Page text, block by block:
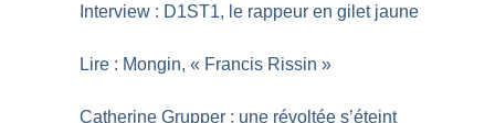
Interview : D1ST1, le rappeur en gilet jaune
Lire : Mongin, « Francis Rissin »
Catherine Grupper : une révoltée s’éteint